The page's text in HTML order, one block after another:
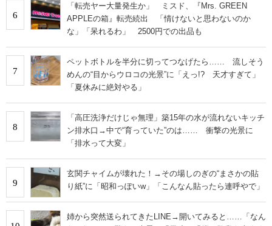
6
「転売ヤー大量発生か」 ミスド、『Mrs. GREEN
APPLEの箱』転売続出 「情けないと思わないのか
な」「呆れるわ」 2500円での出品も
7
ペットボトルを半分に切ってつなげたら…… 流しそう
めんの“目からウロコの光景”に「えっ!? 天才すぎて」
「夏休みに絶対やる」
8
「高圧洗浄だけじゃ無理」築15年の水が流れないキッチ
ン排水口→中で“育っていた”のは…… 衝撃の光景に
「排水って大変」
9
玄関チャイムが壊れた！→その場しのぎの“まさかの貼
り紙”に「昭和っぽいw」「こんなん貼ったら連呼やで」
姉から突然送られてきたLINE→開いてみると……「なん